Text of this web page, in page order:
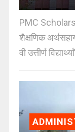
PMC
शैक्षणिक
वी उत्तीर्ण